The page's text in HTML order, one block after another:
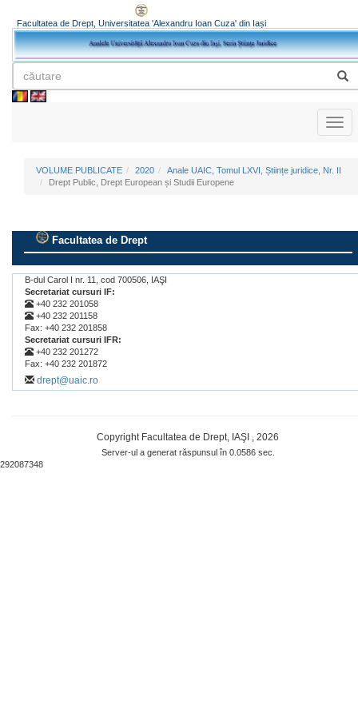
Facultatea de Drept, Universitatea 'Alexandru Ioan Cuza' din Iași
VOLUME PUBLICATE 2020
Anale UAIC, Tomul LXVI, Științe juridice, Nr. II
Drept Public, Drept European și Studii Europene
Facultatea de Drept
B-dul Carol I nr. 11, cod 700506, IAŞI
Secretariat cursuri IF:
+40 232 201058
+40 232 201158
Fax: +40 232 201858
Secretariat cursuri IFR:
+40 232 201272
Fax: +40 232 201872
drept@uaic.ro
Copyright Facultatea de Drept, IAŞI , 2026
Server-ul a generat răspunsul în 0.0586 sec.
292087348